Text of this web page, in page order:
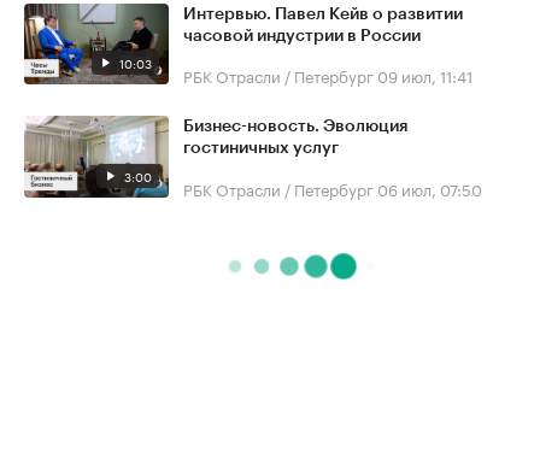
10:03
Интервью. Павел Кейв о развитии
часовой индустрии в России
РБК Отрасли / Петербург 09 июл, 11:41
3:00
Бизнес-новость. Эволюция
гостиничных услуг
РБК Отрасли / Петербург 06 июл, 07:50